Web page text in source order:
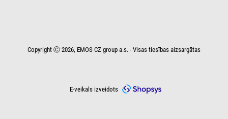
Copyright Ⓒ 2026, EMOS CZ group a.s. - Visas tiesības aizsargātas
E-veikals izveidots